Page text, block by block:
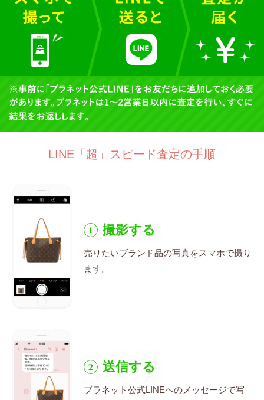
LINE「超」スピード査定の手順
1 撮影する
売りたいブランド品の写真をスマホで撮り
ます。
2 送信する
ブラネット公式LINEへのメッセージで写